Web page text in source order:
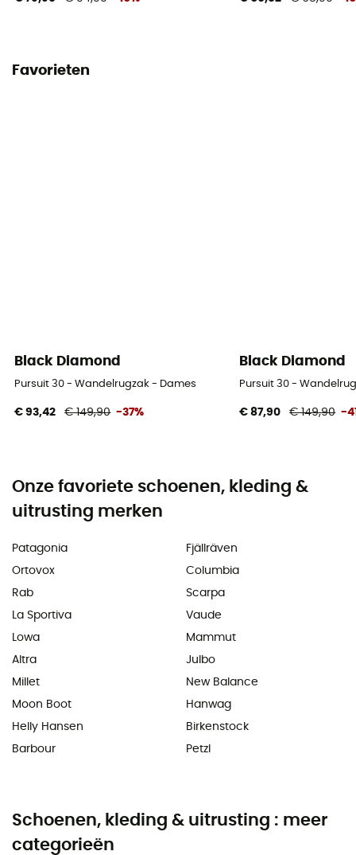
Favorieten
Black Diamond
Pursuit 30 - Wandelrugzak - Dames
€ 93,42 € 149,90 -37%
Black Diamond
Pursuit 30 -
€ 87,90 € 149,90 -
Onze favoriete schoenen, kleding &
uitrusting merken
Patagonia
Ortovox
Rab
La Sportiva
Lowa
Altra
Millet
Moon Boot
Helly Hansen
Barbour
Fjällräven
Columbia
Scarpa
Vaude
Mammut
Julbo
New Balance
Hanwag
Birkenstock
Petzl
Schoenen, kleding & uitrusting : meer
categorieën